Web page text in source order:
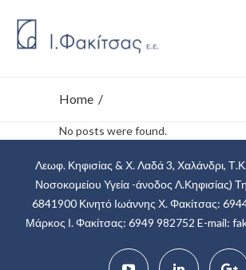
Home /
No posts were found.
Λεωφ. Κηφισίας & Χ. Λαδά 3, Χαλάνδρι,
Νοσοκομείου Υγεία -άνοδος Λ.Κηφισίας)
6841900Κινητό Ιωάννης Χ. Φακίτσας:
Μάρκος Ι. Φακίτσας: 6949 982752 E-mail: